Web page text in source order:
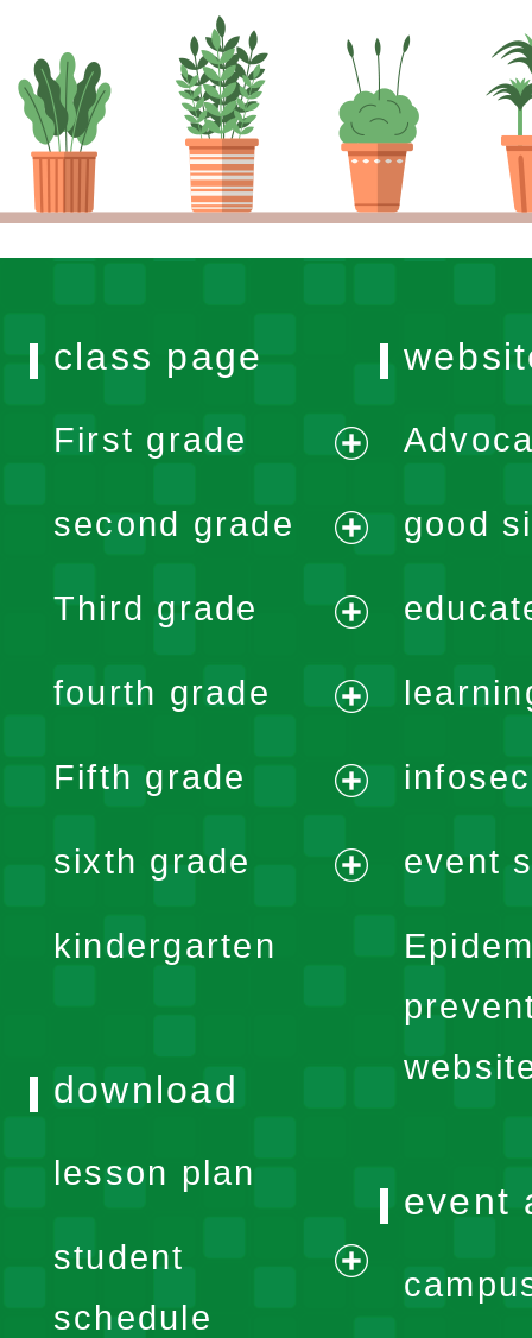
class page
First grade
menu
second grade
menu
Third grade
menu
fourth grade
menu
Fifth grade
menu
sixth grade
kindergarten
good
event
download
lesson plan
student
schedule
expand
event